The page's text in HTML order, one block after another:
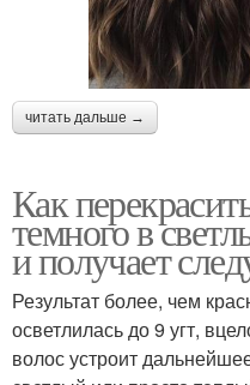
читать дальше →
Как
темного в
и получает
Результат более, чем
осветлилась до 9 угт,
волос устроит